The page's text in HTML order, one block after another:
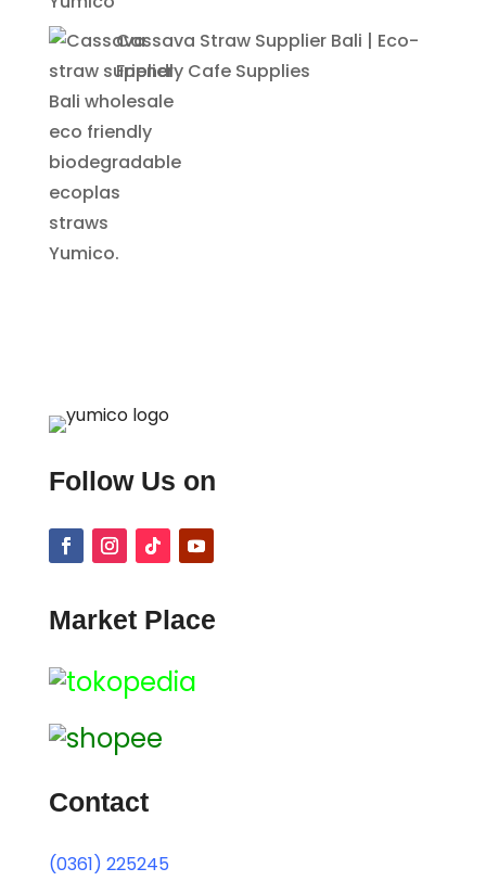
Cassava Straw Supplier Bali | Eco-
Friendly Cafe Supplies
Follow Us on
Market Place
Contact
(0361) 225245